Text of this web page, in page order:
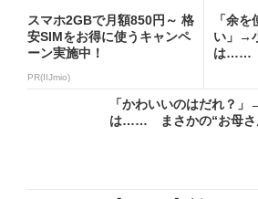
スマホ2GBで月額850円～ 格
安SIMをお得に使うキャンペ
ーン実施中！
PR(IIJmio)
「余
い」→
は……
「かわいいのはだれ？
は…… まさかの“お母さ